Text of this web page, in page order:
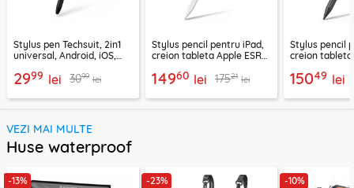
Stylus pen Techsuit, 2in1
universal, Android, iOS,
2999 lei 3099 lei
Stylus pencil pentru iPad,
creion tableta Apple ESR
14960 lei 17521 lei
Stylus pencil
creion tableta
15049 lei
VEZI MAI MULTE
Huse waterproof
-13% -23% -10%